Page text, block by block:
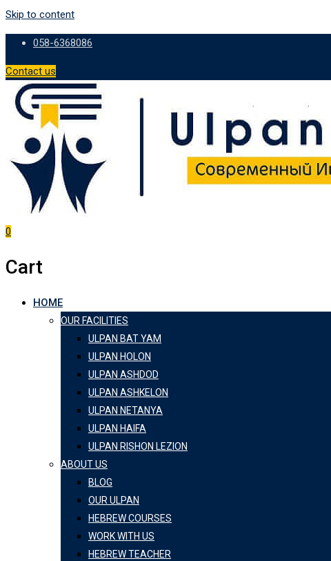
Skip to content
058-6368086
Contact us
0
Cart
HOME
OUR FACILITIES
ULPAN BAT YAM
ULPAN HOLON
ULPAN ASHDOD
ULPAN ASHKELON
ULPAN NETANYA
ULPAN HAIFA
ULPAN RISHON LEZION
ABOUT US
BLOG
OUR ULPAN
HEBREW COURSES
WORK WITH US
HEBREW TEACHER